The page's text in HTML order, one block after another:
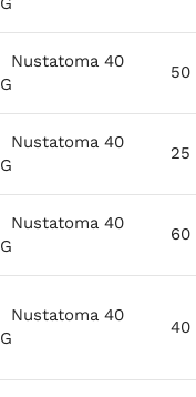
Nustatoma 40
G
50
Nustatoma 40
G
25
Nustatoma 40
G
60
Nustatoma 40
G
40